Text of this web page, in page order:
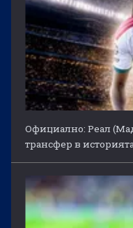
Официално: Реал
трансфер в